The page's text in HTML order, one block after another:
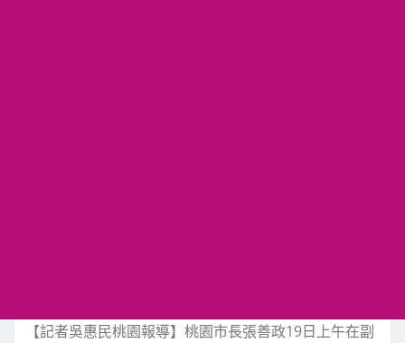
【記者吳惠民桃園報導】桃園市長張善政19日上午在副